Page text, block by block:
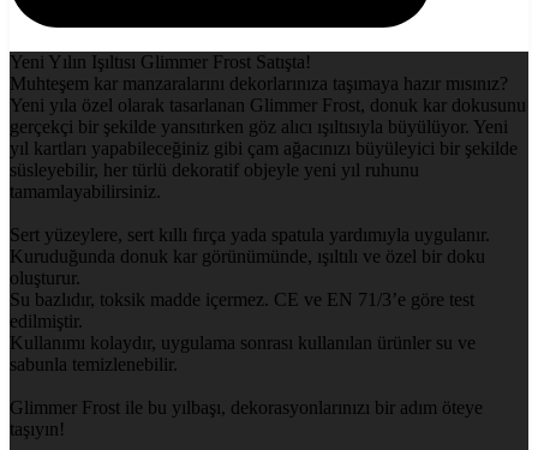
Yeni Yılın Işıltısı Glimmer Frost Satışta!
Muhteşem kar manzaralarını dekorlarınıza taşımaya hazır mısınız?
Yeni yıla özel olarak tasarlanan Glimmer Frost, donuk kar dokusunu
gerçekçi bir şekilde yansıtırken göz alıcı ışıltısıyla büyülüyor. Yeni
yıl kartları yapabileceğiniz gibi çam ağacınızı büyüleyici bir şekilde
süsleyebilir, her türlü dekoratif objeyle yeni yıl ruhunu
tamamlayabilirsiniz.
Sert yüzeylere, sert kıllı fırça yada spatula yardımıyla uygulanır.
Kuruduğunda donuk kar görünümünde, ışıltılı ve özel bir doku
oluşturur.
Su bazlıdır, toksik madde içermez. CE ve EN 71/3’e göre test
edilmiştir.
Kullanımı kolaydır, uygulama sonrası kullanılan ürünler su ve
sabunla temizlenebilir.
Glimmer Frost ile bu yılbaşı, dekorasyonlarınızı bir adım öteye
taşıyın!